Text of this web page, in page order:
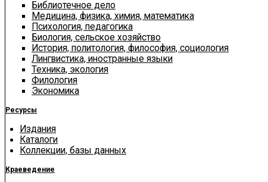
Библиотечное дело
Медицина, физика, химия, математика
Психология, педагогика
Биология, сельское хозяйство
История, политология, философия, социология
Лингвистика, иностранные языки
Техника, экология
Филология
Экономика
Ресурсы
Издания
Каталоги
Коллекции, базы данных
Краеведение